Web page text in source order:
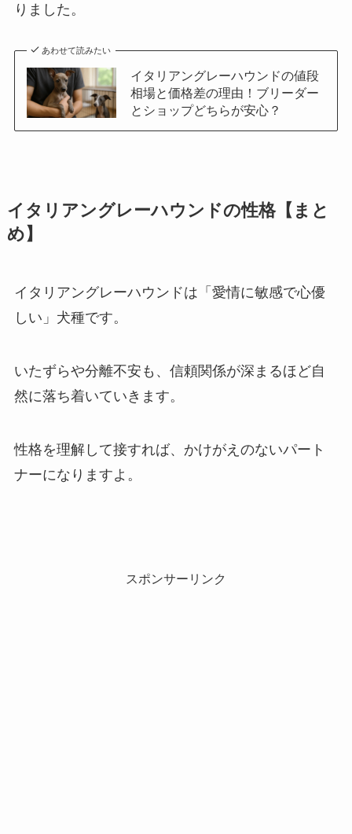
りました。
あわせて読みたい
イタリアングレーハウンドの値段
相場と価格差の理由！ブリーダー
とショップどちらが安心？
イタリアングレーハウンドの性格【まと
め】
イタリアングレーハウンドは「愛情に敏感で心優
しい」犬種です。
いたずらや分離不安も、信頼関係が深まるほど自
然に落ち着いていきます。
性格を理解して接すれば、かけがえのないパート
ナーになりますよ。
スポンサーリンク